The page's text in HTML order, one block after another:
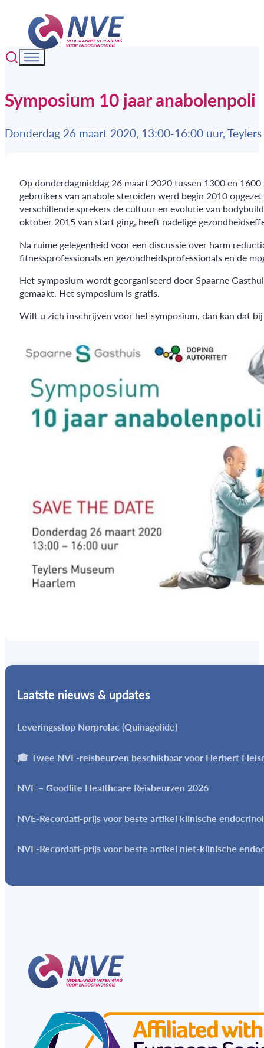
Symposium 10 jaar anabolenpoli
Donderdag 26 maart 2020, 13:00-16:00 uur,
Op donderdagmiddag 26 maart 2020 tussen 1300 en
gebruikers van anabole steroïden werd begin 2010
verschillende sprekers de cultuur en evolutie van
oktober 2015 van start ging, heeft nadelige
Na ruime gelegenheid voor een discussie over harm
fitnessprofessionals en gezondheidsprofessionals en de
Het symposium wordt georganiseerd door Spaarne
gemaakt. Het symposium is gratis.
Wilt u zich inschrijven voor het symposium, dan kan dat
Laatste nieuws & updates
Leveringsstop Norprolac (Quinagolide)
🎓 Twee NVE-reisbeurzen beschikbaar voor Herbert
NVE – Goodlife Healthcare Reisbeurzen 2026
NVE-Recordati-prijs voor beste artikel klinische
NVE-Recordati-prijs voor beste artikel niet-klinische